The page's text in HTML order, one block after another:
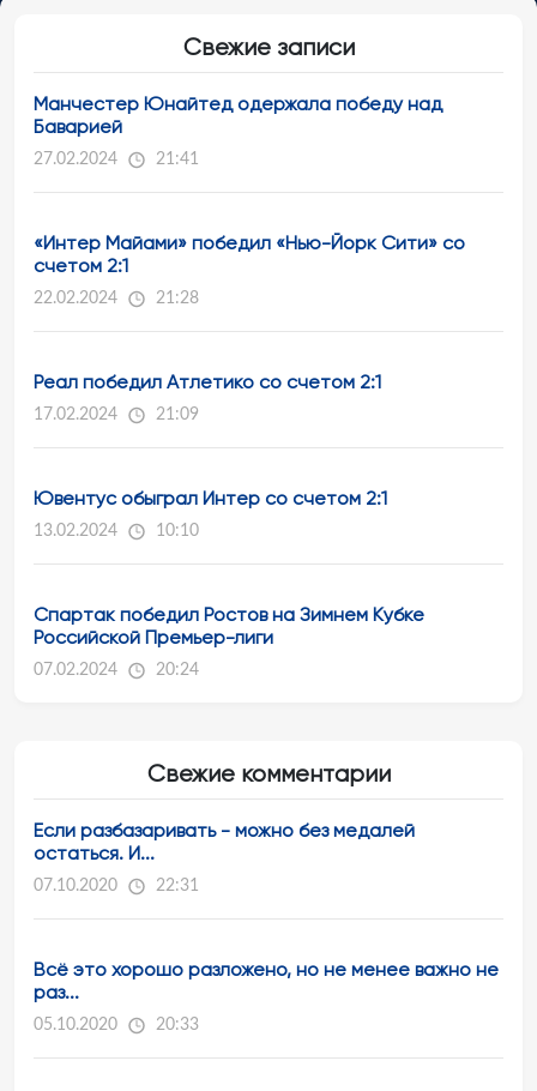
Свежие записи
Манчестер Юнайтед одержала победу над
Баварией
27.02.2024 21:41
«Интер Майами» победил «Нью-Йорк Сити» со
счетом 2:1
22.02.2024 21:28
Реал победил Атлетико со счетом 2:1
17.02.2024 21:09
Ювентус обыграл Интер со счетом 2:1
13.02.2024 10:10
Спартак победил Ростов на Зимнем Кубке
Российской Премьер-лиги
07.02.2024 20:24
Свежие комментарии
Если разбазаривать - можно без медалей
остаться. И...
07.10.2020 22:31
Всё это хорошо разложено, но не менее важно не
раз...
05.10.2020 20:33